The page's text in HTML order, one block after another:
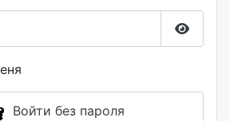
Войти без пароля